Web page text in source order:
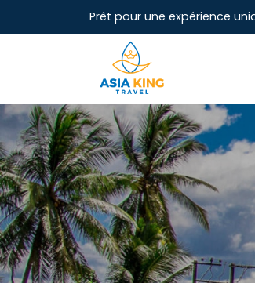
Prêt pour une expérience